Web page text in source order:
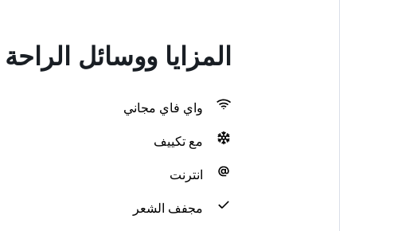
المزايا ووسائل
واي فاي مجاني
مع تكييف
انترنت
مجفف الشعر